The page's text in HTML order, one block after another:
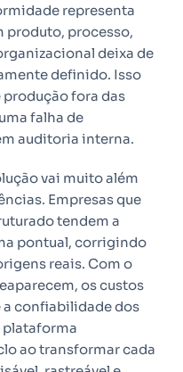
representa
produto, processo,
deixa de
definido. Isso
produção fora das
falha de
auditoria interna.
vai muito além
Empresas que
tendem a
pontual, corrigindo
reais. Com o
os custos
a confiabilidade dos
plataforma
ao transformar cada